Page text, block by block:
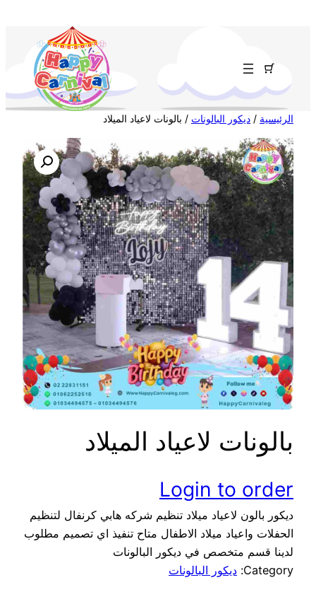
الرئيسية / ديكور البالونات / بالونات لاعياد الميلاد
بالونات لاعياد الميلاد
Login to order
ديكور بالون لاعياد ميلاد تنظيم شركه هابي كرنفال لتنظيم
الحفلات واعياد ميلاد الاطفال متاح تنفيذ اي تصميم مطلوب
لدينا قسم متخصص في ديكور البالونات
Category: ديكور البالونات